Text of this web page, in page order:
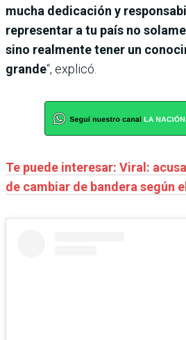
mucha dedicación y
representar a tu país no
sino realmente tener un
grande“, explicó.
Te puede interesar: Viral:
de cambiar de bandera según